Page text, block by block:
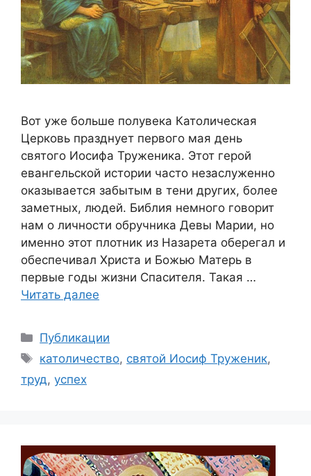
Вот уже больше полувека Католическая
Церковь празднует первого мая день
святого Иосифа Труженика. Этот герой
евангельской истории часто незаслуженно
оказывается забытым в тени других, более
заметных, людей. Библия немного говорит
нам о личности обручника Девы Марии, но
именно этот плотник из Назарета оберегал и
обеспечивал Христа и Божью Матерь в
первые годы жизни Спасителя. Такая …
Читать далее
Рубрики
Публикации
Метки
католичество, святой Иосиф Труженик,
труд, успех